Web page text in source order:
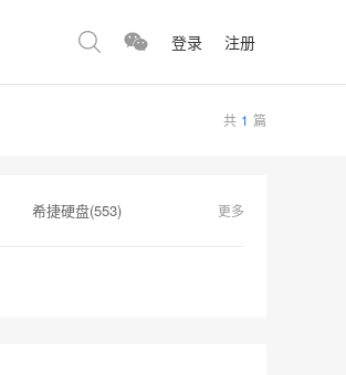
登录 注册
共 1 篇
希捷硬盘(553) 更多